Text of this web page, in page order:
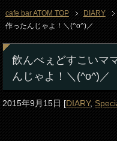
cafe bar ATOM TOP DIARY
作ったんじゃよ！＼(^o^)／
飲んべぇどすこいマ
んじゃよ！＼(^o^)／
2015年9月15日[DIARY,